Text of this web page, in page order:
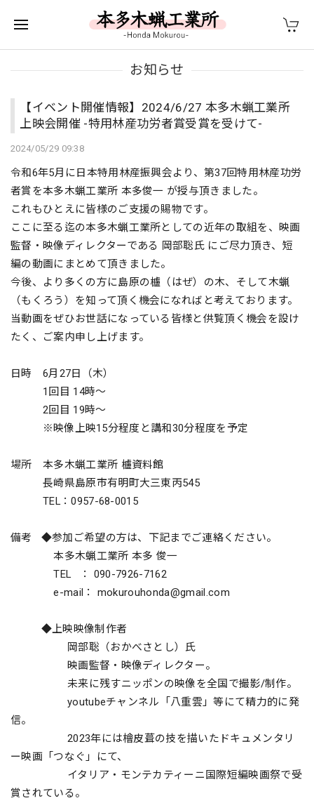
お知らせ
【イベント開催情報】2024/6/27 本多木蝋工業所
上映会開催 -特用林産功労者賞受賞を受けて-
2024/05/29 09:38
令和6年5月に日本特用林産振興会より、第37回特用林産功労
者賞を本多木蝋工業所 本多俊一 が授与頂きました。
これもひとえに皆様のご支援の賜物です。
ここに至る迄の本多木蝋工業所としての近年の取組を、映画
監督・映像ディレクターである 岡部聡氏 にご尽力頂き、短
編の動画にまとめて頂きました。
今後、より多くの方に島原の櫨（はぜ）の木、そして木蝋
（もくろう）を知って頂く機会になればと考えております。
当動画をぜひお世話になっている皆様と供覧頂く機会を設け
たく、ご案内申し上げます。
日時 6月27日（木）
1回目 14時～
2回目 19時～
※映像上映15分程度と講和30分程度を予定
場所 本多木蝋工業所 櫨資料館
長崎県島原市有明町大三東丙545
TEL：0957-68-0015
備考 ◆参加ご希望の方は、下記までご連絡ください。
本多木蝋工業所 本多 俊一
TEL ： 090-7926-7162
e-mail： mokurouhonda@gmail.com
◆上映映像制作者
岡部聡（おかべさとし）氏
映画監督・映像ディレクター。
未来に残すニッポンの映像を全国で撮影/制作。
youtubeチャンネル「八重雲」等にて精力的に発
信。
2023年には檜皮葺の技を描いたドキュメンタリ
ー映画「つなぐ」にて、
イタリア・モンテカティーニ国際短編映画祭で受
賞されている。